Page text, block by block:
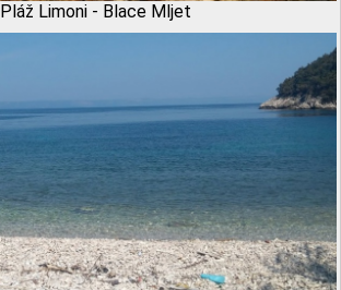
Pláž Limoni - Blace Mljet